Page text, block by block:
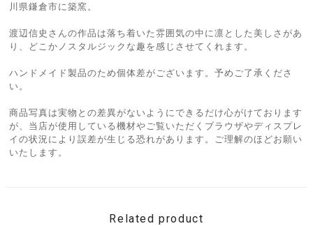
川県鎌倉市に築窯。
渡辺信史さんの作品は落ち着いた雰囲気の中に凛とした美しさがあ
り、どこかノスタルジックな趣を感じさせてくれます。
ハンドメイド製品のため個体差がございます。予めご了承くださ
い。
商品写真は実物との差異がないようにできるだけ心がけております
が、当店が使用している機材やご覧いただくブラウザやディスプレ
イの状況により誤差が生じる恐れがあります。ご理解のほどお願い
いたします。
Related product